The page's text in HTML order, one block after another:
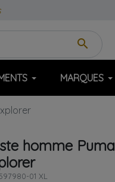
search
MARQUES
homme Puma
01 XL